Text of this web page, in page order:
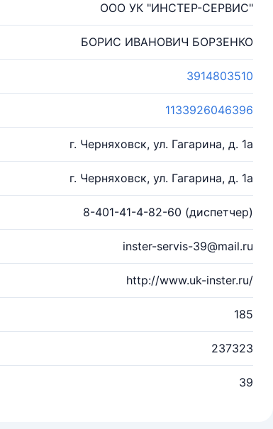
ООО УК "ИНСТЕР-СЕРВИС"
БОРИС ИВАНОВИЧ БОРЗЕНКО
3914803510
1133926046396
г. Черняховск, ул. Гагарина, д. 1а
г. Черняховск, ул. Гагарина, д. 1а
8-401-41-4-82-60 (диспетчер)
inster-servis-39@mail.ru
http://www.uk-inster.ru/
185
237323
39